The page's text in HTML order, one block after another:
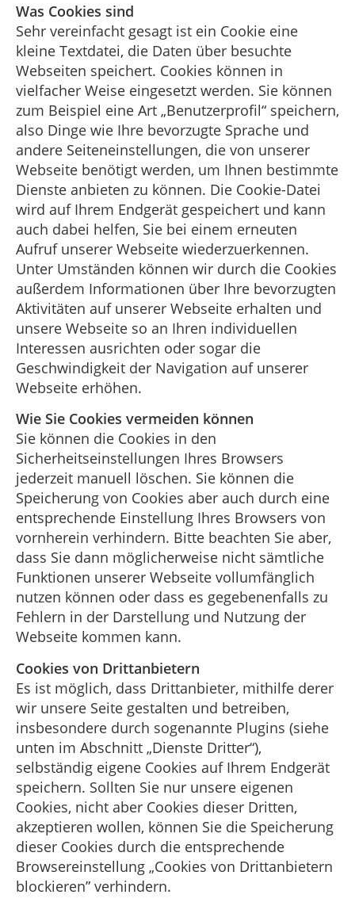
Was Cookies sind
Sehr vereinfacht gesagt ist ein Cookie eine
kleine Textdatei, die Daten über besuchte
Webseiten speichert. Cookies können in
vielfacher Weise eingesetzt werden. Sie können
zum Beispiel eine Art „Benutzerprofil“ speichern,
also Dinge wie Ihre bevorzugte Sprache und
andere Seiteneinstellungen, die von unserer
Webseite benötigt werden, um Ihnen bestimmte
Dienste anbieten zu können. Die Cookie-Datei
wird auf Ihrem Endgerät gespeichert und kann
auch dabei helfen, Sie bei einem erneuten
Aufruf unserer Webseite wiederzuerkennen.
Unter Umständen können wir durch die Cookies
außerdem Informationen über Ihre bevorzugten
Aktivitäten auf unserer Webseite erhalten und
unsere Webseite so an Ihren individuellen
Interessen ausrichten oder sogar die
Geschwindigkeit der Navigation auf unserer
Webseite erhöhen.
Wie Sie Cookies vermeiden können
Sie können die Cookies in den
Sicherheitseinstellungen Ihres Browsers
jederzeit manuell löschen. Sie können die
Speicherung von Cookies aber auch durch eine
entsprechende Einstellung Ihres Browsers von
vornherein verhindern. Bitte beachten Sie aber,
dass Sie dann möglicherweise nicht sämtliche
Funktionen unserer Webseite vollumfänglich
nutzen können oder dass es gegebenenfalls zu
Fehlern in der Darstellung und Nutzung der
Webseite kommen kann.
Cookies von Drittanbietern
Es ist möglich, dass Drittanbieter, mithilfe derer
wir unsere Seite gestalten und betreiben,
insbesondere durch sogenannte Plugins (siehe
unten im Abschnitt „Dienste Dritter“),
selbständig eigene Cookies auf Ihrem Endgerät
speichern. Sollten Sie nur unsere eigenen
Cookies, nicht aber Cookies dieser Dritten,
akzeptieren wollen, können Sie die Speicherung
dieser Cookies durch die entsprechende
Browsereinstellung „Cookies von Drittanbietern
blockieren” verhindern.